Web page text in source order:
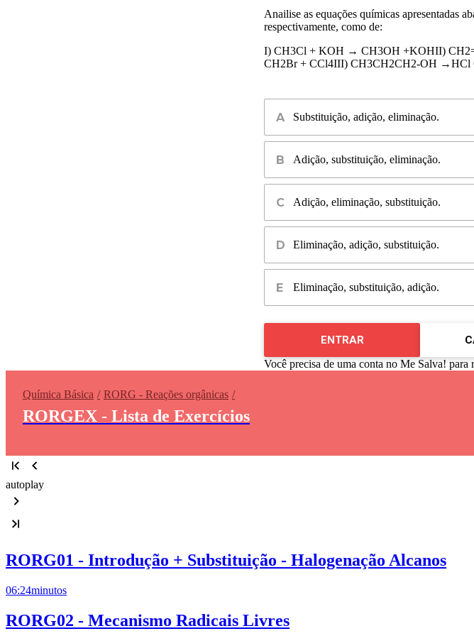
Anailise as equações químicas apresentadas
respectivamente, como de:
I) CH3Cl + KOH → CH3OH +KOHII) CH2
CH2Br + CCl4III) CH3CH2CH2-OH →HCl
Substituição, adição, eliminação.
Adição, substituição, eliminação.
Adição, eliminação, substituição.
Eliminação, adição, substituição.
Eliminação, substituição, adição.
ENTRAR
Você precisa de uma conta no Me Salva! para
Química Básica RORG - Reações orgânicas
RORGEX - Lista de Exercícios
autoplay
RORG01 - Introdução + Substituição - Halogenação Alcanos
06:24minutos
RORG02 - Mecanismo Radicais Livres